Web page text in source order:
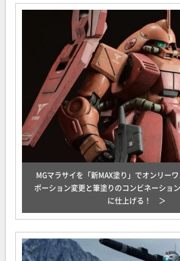
MGマラサイを「新MAX塗り」でオンリー
ポーション変更と筆塗りのコンビネーショ
に仕上げる！